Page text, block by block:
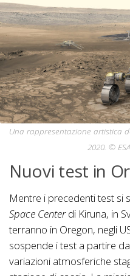
Una rappresentazione artistica
2020. ©
Nuovi test in
Mentre i precedenti test si
Space Centerdi Kiruna, in
terranno in Oregon, negli
sospende i test a partire
variazioni atmosferiche